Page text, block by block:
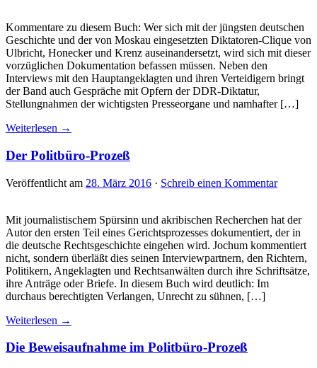
Kommentare zu diesem Buch: Wer sich mit der jüngsten deutschen
Geschichte und der von Moskau eingesetzten Diktatoren-Clique von
Ulbricht, Honecker und Krenz auseinandersetzt, wird sich mit dieser
vorzüglichen Dokumentation befassen müssen. Neben den
Interviews mit den Hauptangeklagten und ihren Verteidigern bringt
der Band auch Gespräche mit Opfern der DDR-Diktatur,
Stellungnahmen der wichtigsten Presseorgane und namhafter […]
Weiterlesen →
Der Politbüro-Prozeß
Veröffentlicht am 28. März 2016 · Schreib einen Kommentar
Mit journalistischem Spürsinn und akribischen Recherchen hat der
Autor den ersten Teil eines Gerichtsprozesses dokumentiert, der in
die deutsche Rechtsgeschichte eingehen wird. Jochum kommentiert
nicht, sondern überläßt dies seinen Interviewpartnern, den Richtern,
Politikern, Angeklagten und Rechtsanwälten durch ihre Schriftsätze,
ihre Anträge oder Briefe. In diesem Buch wird deutlich: Im
durchaus berechtigten Verlangen, Unrecht zu sühnen, […]
Weiterlesen →
Die Beweisaufnahme im Politbüro-Prozeß